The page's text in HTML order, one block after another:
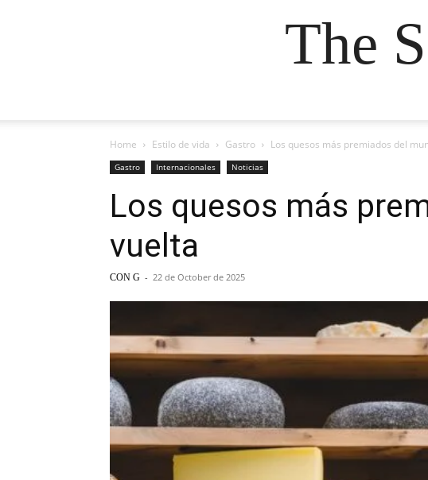
The
Home Estilo de vida Gastro Los quesos más premiados del
Gastro Internacionales Noticias
Los quesos más
vuelta
CON G - 22 de October de 2025